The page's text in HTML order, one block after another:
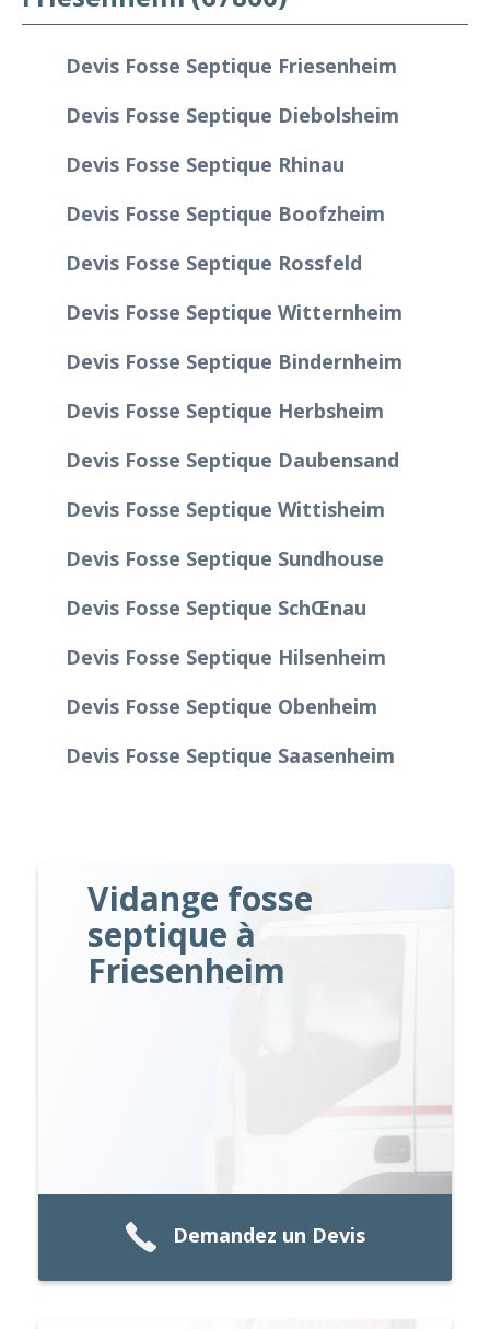
Devis Fosse Septique Friesenheim
Devis Fosse Septique Diebolsheim
Devis Fosse Septique Rhinau
Devis Fosse Septique Boofzheim
Devis Fosse Septique Rossfeld
Devis Fosse Septique Witternheim
Devis Fosse Septique Bindernheim
Devis Fosse Septique Herbsheim
Devis Fosse Septique Daubensand
Devis Fosse Septique Wittisheim
Devis Fosse Septique Sundhouse
Devis Fosse Septique Schœnau
Devis Fosse Septique Hilsenheim
Devis Fosse Septique Obenheim
Devis Fosse Septique Saasenheim
Vidange fosse
septique à
Friesenheim
Demandez un Devis